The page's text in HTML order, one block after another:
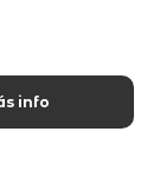
info